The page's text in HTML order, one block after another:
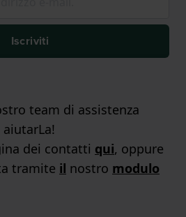
Iscriviti
team di assistenza
dei contatti qui, oppure
tramite il nostro modulo